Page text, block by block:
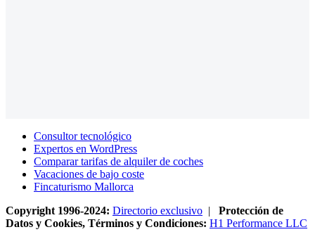
Consultor tecnológico
Expertos en WordPress
Comparar tarifas de alquiler de coches
Vacaciones de bajo coste
Fincaturismo Mallorca
Copyright 1996-2024: Directorio exclusivo | Protección de
Datos y Cookies, Términos y Condiciones: H1 Performance LLC